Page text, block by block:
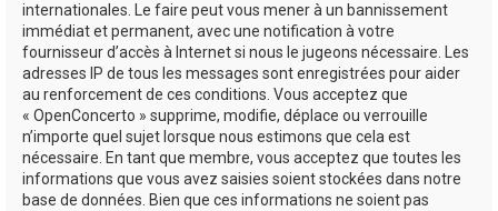
internationales. Le faire peut vous mener à un bannissement
immédiat et permanent, avec une notification à votre
fournisseur d’accès à Internet si nous le jugeons nécessaire. Les
adresses IP de tous les messages sont enregistrées pour aider
au renforcement de ces conditions. Vous acceptez que
« OpenConcerto » supprime, modifie, déplace ou verrouille
n’importe quel sujet lorsque nous estimons que cela est
nécessaire. En tant que membre, vous acceptez que toutes les
informations que vous avez saisies soient stockées dans notre
base de données. Bien que ces informations ne soient pas